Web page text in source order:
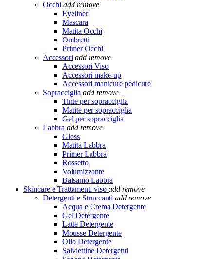
Occhi add remove
Eyeliner
Mascara
Matita Occhi
Ombretti
Primer Occhi
Accessori add remove
Accessori Viso
Accessori make-up
Accessori manicure pedicure
Sopracciglia add remove
Tinte per sopracciglia
Matite per sopracciglia
Gel per sopracciglia
Labbra add remove
Gloss
Matita Labbra
Primer Labbra
Rossetto
Volumizzante
Balsamo Labbra
Skincare e Trattamenti viso add remove
Detergenti e Struccanti add remove
Acqua e Crema Detergente
Gel Detergente
Latte Detergente
Mousse Detergente
Olio Detergente
Salviettine Detergenti